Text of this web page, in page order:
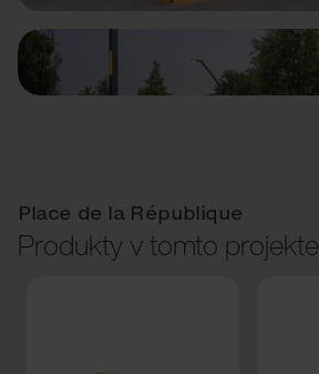
Place de la République
Produkty v tomto projekte